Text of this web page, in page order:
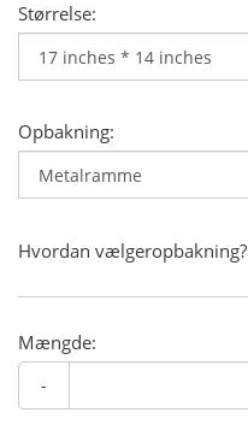
Størrelse:
Opbakning:
Hvordan vælgeropbakning?
Mængde:
-